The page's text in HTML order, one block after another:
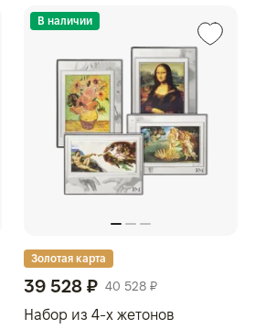
В наличии
Золотая карта
39 528 ₽ 40 528 ₽
Набор из 4-х жетонов